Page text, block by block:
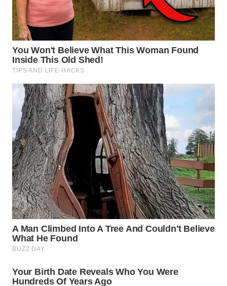
PADANG
LAWAS
WN
SUMEDANG
CIANJUR
WN
KEPULAUAN
SERIBU
WN
TANGERANG
WN
BINJAI
WN
CIREBON
WN